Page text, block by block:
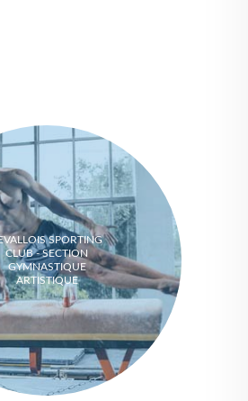
SPORTING
CLUB - SECTION
GYMNASTIQUE
ARTISTIQUE